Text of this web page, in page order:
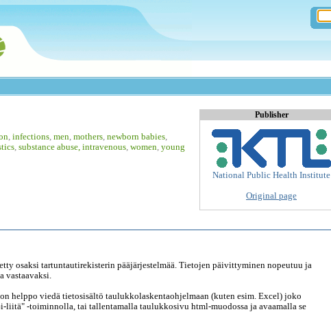
Publisher
National Public Health Institute
Original page
infections men mothers newborn babies
substance abuse, intravenous women young
osaksi tartuntautirekisterin pääjärjestelmää. Tietojen päivittyminen nopeutuu ja
vastaavaksi.
helppo viedä tietosisältö taulukkolaskentaohjelmaan (kuten esim. Excel) joko
liitä" -toiminnolla, tai tallentamalla taulukkosivu html-muodossa ja avaamalla se